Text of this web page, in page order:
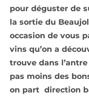
pour déguster de
la sortie du
occasion de vous
vins qu’on a
trouve dans
pas moins des
on part direction